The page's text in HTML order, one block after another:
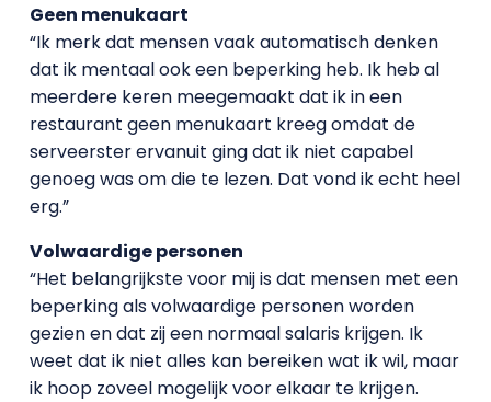
Geen menukaart
“Ik merk dat mensen vaak automatisch denken
dat ik mentaal ook een beperking heb. Ik heb al
meerdere keren meegemaakt dat ik in een
restaurant geen menukaart kreeg omdat de
serveerster ervanuit ging dat ik niet capabel
genoeg was om die te lezen. Dat vond ik echt heel
erg.”
Volwaardige personen
“Het belangrijkste voor mij is dat mensen met een
beperking als volwaardige personen worden
gezien en dat zij een normaal salaris krijgen. Ik
weet dat ik niet alles kan bereiken wat ik wil, maar
ik hoop zoveel mogelijk voor elkaar te krijgen.